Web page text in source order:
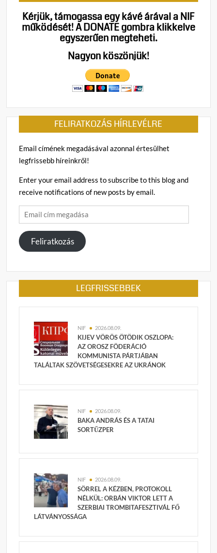
Kérjük, támogassa egy kávé árával a NIF
működését!A DONATE gombra klikkelve
egyszerűen megteheti.
Nagyon köszönjük!
FELIRATKOZÁS HÍRLEVÉLRE
Email címének megadásával azonnal értesülhet
legfrissebb híreinkről!
Enter your email address to subscribe to this blog and
receive notifications of new posts by email.
Email
cím
megadása
Feliratkozás
LEGFRISSEBBEK
NIF 2026.08.09.
KIJEV VÖRÖS ÖTÖDIK OSZLOPA:
AZ OROSZ FÖDERÁCIÓ
KOMMUNISTA PÁRTJÁBAN
TALÁLTAK SZÖVETSÉGESEKRE AZ UKRÁNOK
NIF 2026.08.09.
BAKA ANDRÁS ÉS A TATAI
SORTŰZPER
NIF 2026.08.09.
SÖRREL A KÉZBEN, PROTOKOLL
NÉLKÜL: ORBÁN VIKTOR LETT A
SZERBIAI TROMBITAFESZTIVÁL FŐ
LÁTVÁNYOSSÁGA